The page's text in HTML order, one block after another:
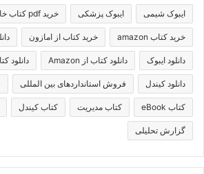
ایبوک شیمی ایبوک پزشکی خرید pdf کتاب خارجی
خرید کتاب amazon خرید کتاب از امازون
دانلود ایبوک دانلود کتاب از Amazon دانلود
دانلود کیندل فروش استانداردهای بین المللی
کتاب eBook کتاب مدیریت کتاب کیندل
گزارش تحلیلی